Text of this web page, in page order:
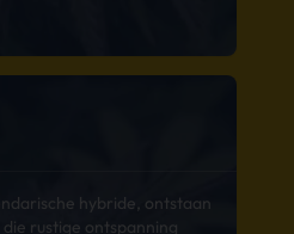
hybride, ontstaan
rustige ontspanning